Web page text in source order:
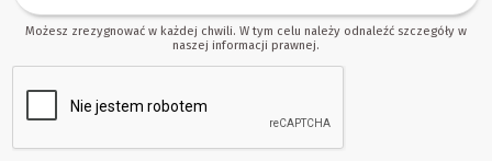
Możesz zrezygnować w każdej chwili. W tym celu należy odnaleźć szczegóły w
naszej informacji prawnej.